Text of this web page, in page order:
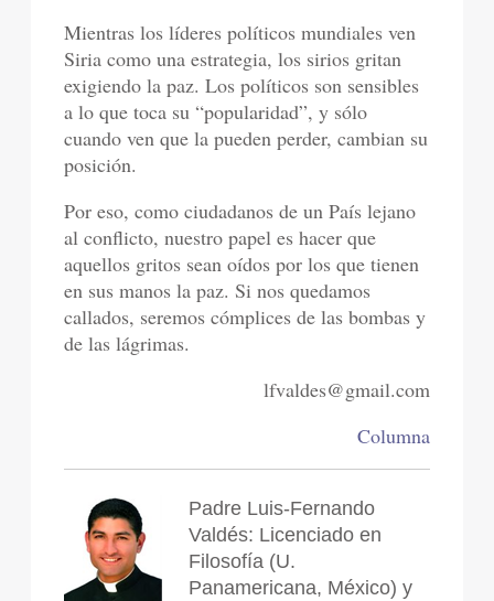
Mientras los líderes políticos mundiales ven
Siria como una estrategia, los sirios gritan
exigiendo la paz. Los políticos son sensibles
a lo que toca su “popularidad”, y sólo
cuando ven que la pueden perder, cambian su
posición.
Por eso, como ciudadanos de un País lejano
al conflicto, nuestro papel es hacer que
aquellos gritos sean oídos por los que tienen
en sus manos la paz. Si nos quedamos
callados, seremos cómplices de las bombas y
de las lágrimas.
lfvaldes@gmail.com
Columna
Padre Luis-Fernando
Valdés: Licenciado en
Filosofía (U.
Panamericana, México) y